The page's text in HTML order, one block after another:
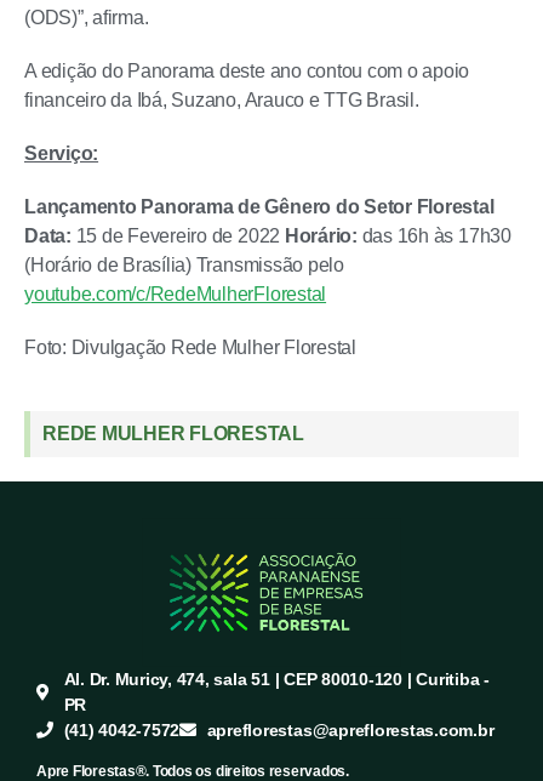
(ODS)”, afirma.
A edição do Panorama deste ano contou com o apoio
financeiro da Ibá, Suzano, Arauco e TTG Brasil.
Serviço:
Lançamento Panorama de Gênero do Setor Florestal
Data: 15 de Fevereiro de 2022 Horário: das 16h às 17h30
(Horário de Brasília) Transmissão pelo
youtube.com/c/RedeMulherFlorestal
Foto: Divulgação Rede Mulher Florestal
REDE MULHER FLORESTAL
Al. Dr. Muricy, 474, sala 51 | CEP 80010-120 | Curitiba -
PR
(41) 4042-7572
apreflorestas@apreflorestas.com.br
Apre Florestas®. Todos os direitos reservados.